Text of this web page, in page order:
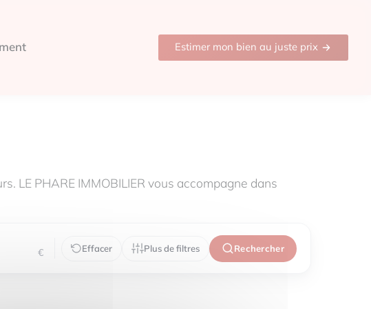
Estimer mon bien au juste prix
LE PHARE IMMOBILIER vous accompagne dans
€ Effacer Plus de filtres Rechercher